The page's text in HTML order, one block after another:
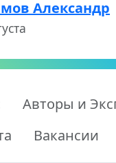
Александр
Авторы и
Вакансии